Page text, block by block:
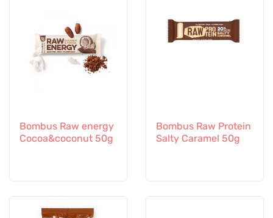
Bombus Raw energy
Cocoa&coconut 50g
Bombus Raw Protein
Salty Caramel 50g